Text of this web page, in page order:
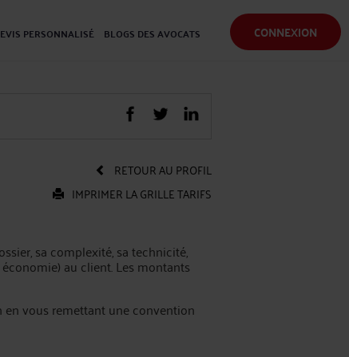
CONNEXION
PERSONNALISÉ BLOGS DES AVOCATS
RETOUR AU PROFIL
IMPRIMER LA GRILLE TARIFS
sa complexité, sa technicité,
au client. Les montants
en vous remettant une convention